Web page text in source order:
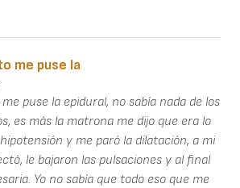
me puse la
puse la epidural, no sabía nada de los
es más la matrona me dijo que era lo
y me paró la dilatación, a mi
le bajaron las pulsaciones y al final
Yo no sabía que todo eso que me